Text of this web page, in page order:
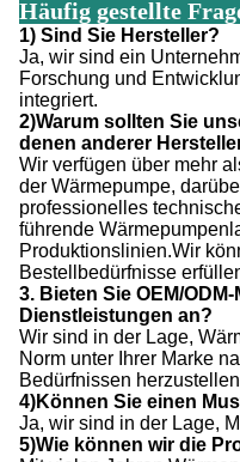
Häufig gestellte
1) Sind Sie Hersteller?
Ja, wir sind ein
Forschung und
integriert.
2)Warum sollten Sie
denen anderer
Wir verfügen über mehr
der Wärmepumpe,
professionelles
führende
Produktionslinien.Wir
Bestellbedürfnisse
3. Bieten Sie OEM/
Dienstleistungen an?
Wir sind in der Lage,
Norm unter Ihrer Marke
Bedürfnissen
4)Können Sie einen
Ja, wir sind in der Lage,
5)Wie können wir die